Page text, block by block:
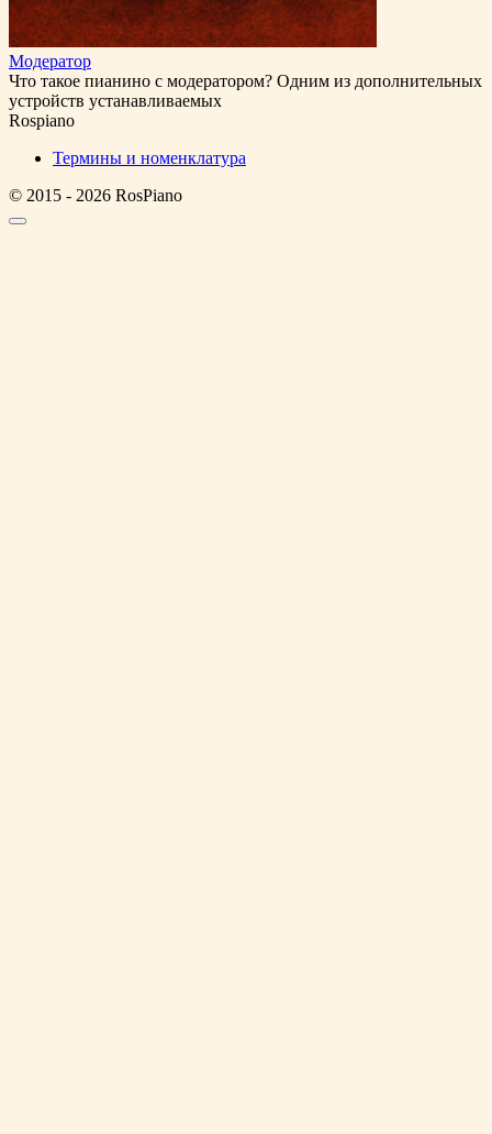
Модератор
Что такое пианино с модератором? Одним из дополнительных
устройств устанавливаемых
Rospiano
Термины и номенклатура
© 2015 - 2026 RosPiano